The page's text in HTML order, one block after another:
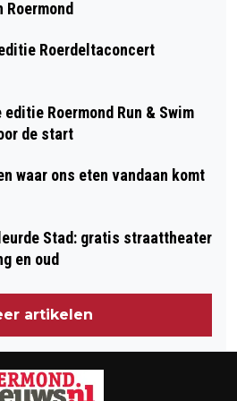
Roermond
Roerdeltaconcert
editie Roermond Run & Swim
de start
waar ons eten vandaan komt
Stad: gratis straattheater
en oud
artikelen